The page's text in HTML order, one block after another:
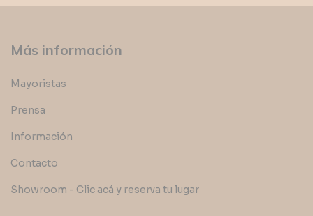
Más información
Mayoristas
Prensa
Información
Contacto
Showroom - Clic acá y reserva tu lugar